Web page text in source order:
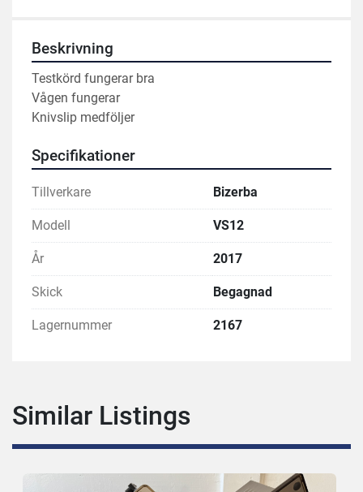
Beskrivning
Testkörd fungerar bra
Vågen fungerar
Knivslip medföljer
Specifikationer
Tillverkare Bizerba
Modell VS12
År 2017
Skick Begagnad
Lagernummer 2167
Similar Listings